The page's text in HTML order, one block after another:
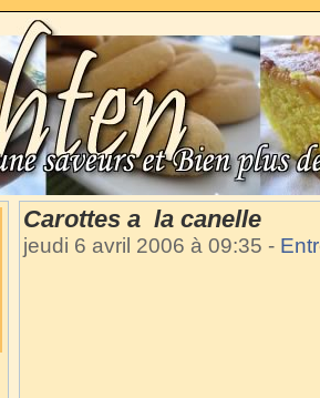
Carottes a la canelle
jeudi 6 avril 2006 à 09:35 -